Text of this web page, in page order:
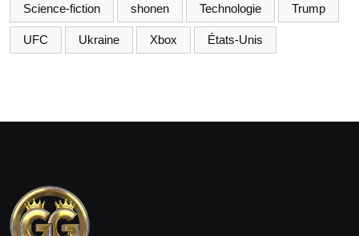
Science-fiction shonen Technologie Trump
UFC Ukraine Xbox États-Unis